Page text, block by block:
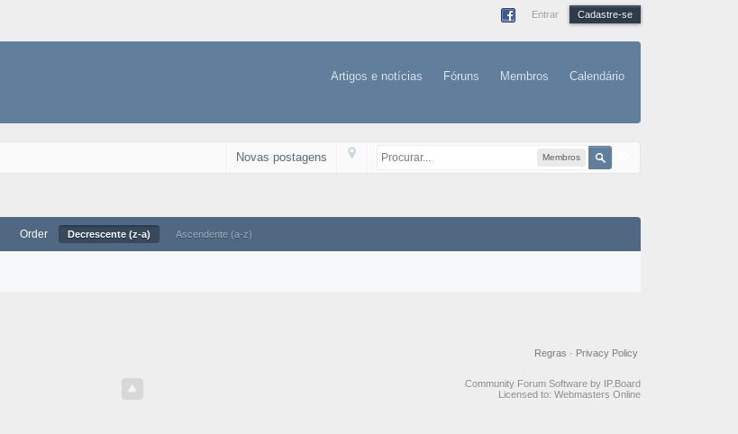
Entrar Cadastre-se
Artigos e notícias Fóruns Membros Calendário
Membros
Novas postagens
Order Decrescente (z-a) Ascendente (a-z)
Privacy Policy
Regras ·
Community Forum Software by IP.Board
Licensed to: Webmasters Online